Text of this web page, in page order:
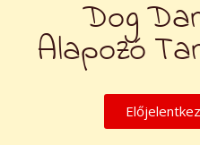
Dog
Alapozó